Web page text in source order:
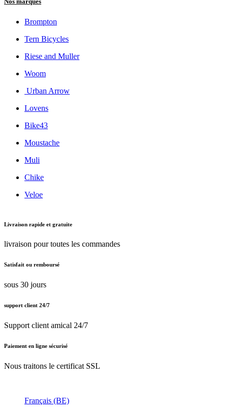
Brompton
Tern Bicycles
Riese and Muller
Woom
Urban Arrow
Lovens
Bike43
Moustache
Muli
Chike
Veloe
Livraison rapide et gratuite
livraison pour toutes les commandes
Satisfait ou remboursé
sous 30 jours
support client 24/7
Support client amical 24/7
Paiement en ligne sécurisé
Nous traitons le certificat SSL
Français (BE)